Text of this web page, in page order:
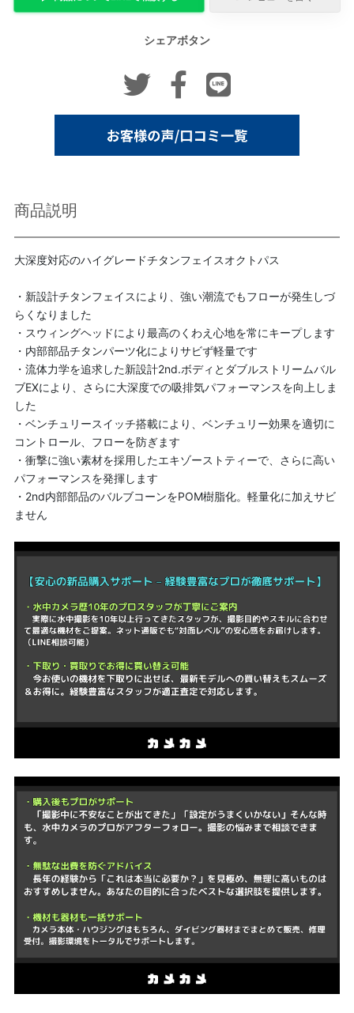
シェアボタン
商品説明
大深度対応のハイグレードチタンフェイスオクトパス
・新設計チタンフェイスにより、強い潮流でもフローが発生しづ
らくなりました
・スウィングヘッドにより最高のくわえ心地を常にキープします
・内部部品チタンパーツ化によりサビず軽量です
・流体力学を追求した新設計2nd.ボディとダブルストリームバル
ブEXにより、さらに大深度での吸排気パフォーマンスを向上しま
した
・ベンチュリースイッチ搭載により、ベンチュリー効果を適切に
コントロール、フローを防ぎます
・衝撃に強い素材を採用したエキゾーストティーで、さらに高い
パフォーマンスを発揮します
・2nd内部部品のバルブコーンをPOM樹脂化。軽量化に加えサビ
ません